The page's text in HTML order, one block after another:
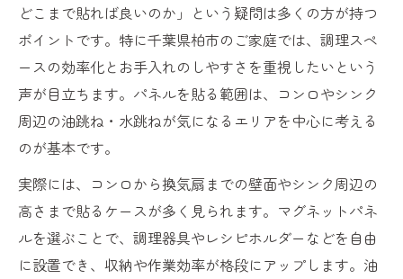
どこまで貼れば良いのか」という疑問は多くの方が持つ
ポイントです。特に千葉県柏市のご家庭では、調理スペ
ースの効率化とお手入れのしやすさを重視したいという
声が目立ちます。パネルを貼る範囲は、コンロやシンク
周辺の油跳ね・水跳ねが気になるエリアを中心に考える
のが基本です。
実際には、コンロから換気扇までの壁面やシンク周辺の
高さまで貼るケースが多く見られます。マグネットパネ
ルを選ぶことで、調理器具やレシピホルダーなどを自由
に設置でき、収納や作業効率が格段にアップします。油